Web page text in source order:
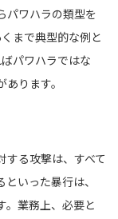
パワハラの類型を
まで典型的な例と
パワハラではな
ります。
する攻撃は、すべて
いった暴行は、
。業務上、必要と